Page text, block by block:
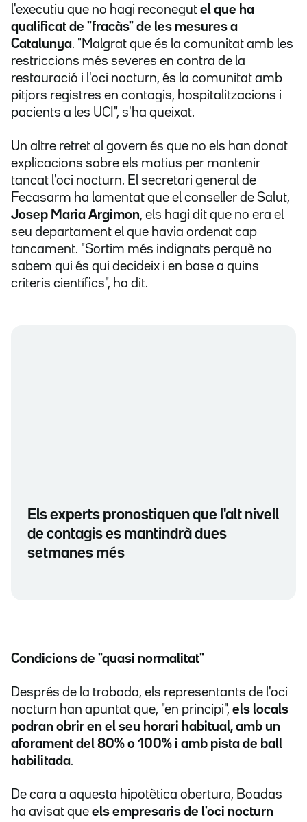
l'executiu que no hagi reconegut el que ha
qualificat de "fracàs" de les mesures a
Catalunya. "Malgrat que és la comunitat amb les
restriccions més severes en contra de la
restauració i l'oci nocturn, és la comunitat amb
pitjors registres en contagis, hospitalitzacions i
pacients a les UCI", s'ha queixat.
Un altre retret al govern és que no els han donat
explicacions sobre els motius per mantenir
tancat l'oci nocturn. El secretari general de
Fecasarm ha lamentat que el conseller de Salut,
Josep Maria Argimon, els hagi dit que no era el
seu departament el que havia ordenat cap
tancament. "Sortim més indignats perquè no
sabem qui és qui decideix i en base a quins
criteris científics", ha dit.
Els experts pronostiquen que l'alt nivell
de contagis es mantindrà dues
setmanes més
Condicions de "quasi normalitat"
Després de la trobada, els representants de l'oci
nocturn han apuntat que, "en principi", els locals
podran obrir en el seu horari habitual, amb un
aforament del 80% o 100% i amb pista de ball
habilitada.
De cara a aquesta hipotètica obertura, Boadas
ha avisat que els empresaris de l'oci nocturn